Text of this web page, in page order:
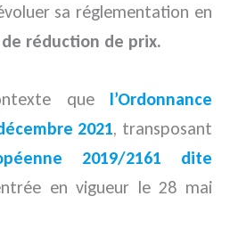
sa réglementation en
de réduction de prix.
que l’Ordonnance
2021, transposant
2019/2161 dite
en vigueur le 28 mai